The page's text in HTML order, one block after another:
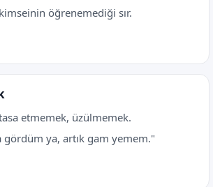
öğrenemediği sır.
etmemek, üzülmemek.
gördüm ya, artık gam yemem."